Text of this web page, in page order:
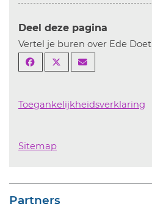
Deel deze pagina
Vertel je buren over Ede Doet
Toegankelijkheidsverklaring
Sitemap
Partners